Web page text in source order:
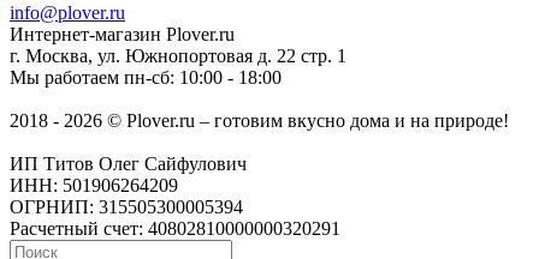
info@plover.ru
Интернет-магазин Plover.ru
г. Москва, ул. Южнопортовая д. 22 стр. 1
Мы работаем пн-сб: 10:00 - 18:00
2018 - 2026 © Plover.ru – готовим вкусно дома и на природе!
ИП Титов Олег Сайфулович
ИНН: 501906264209
ОГРНИП: 315505300005394
Расчетный счет: 40802810000000320291